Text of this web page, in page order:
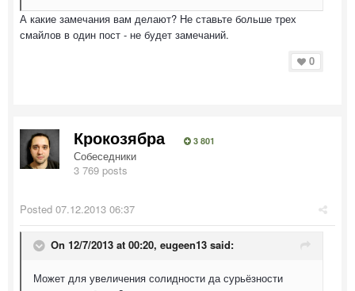
А какие замечания вам делают? Не ставьте больше трех
смайлов в один пост - не будет замечаний.
0
Крокозябра 3 801
Собеседники
3 769 posts
Posted 07.12.2013 06:37
On 12/7/2013 at 00:20, eugeen13 said:
Может для увеличения солидности да сурьёзности